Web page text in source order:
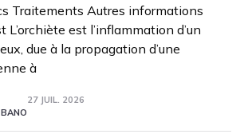
Traitements Autres informations
L’orchiète est l’inflammation d’un
due à la propagation d’une
à
27 JUIL. 2026